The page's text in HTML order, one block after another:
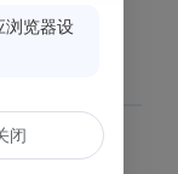
附件。
浏览器设
闭